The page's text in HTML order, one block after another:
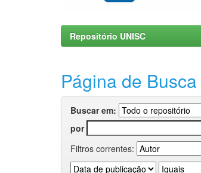
Repositório UNISC
Página de Busca
Buscar em:
por
Filtros correntes: